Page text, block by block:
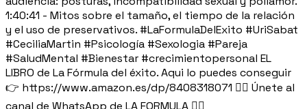
1:40:41 - Mitos sobre el tamaño, el tiempo de la relación
y el uso de preservativos. #LaFormulaDelExito #UriSabat
#CeciliaMartin #Psicología #Sexologia #Pareja
#SaludMental #Bienestar #crecimientopersonal EL
LIBRO de La Fórmula del éxito. Aqui lo puedes conseguir
👉 https://www.amazon.es/dp/8408318071 👉🏽 Únete al
canal de WhatsApp de LA FORMULA 👉🏽